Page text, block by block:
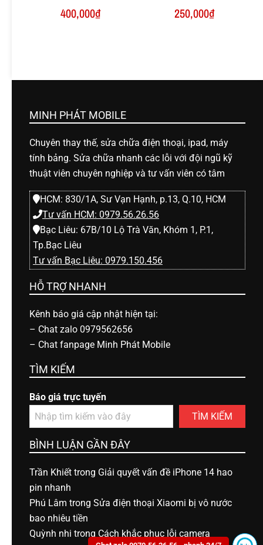
400,000₫
250,000₫
MINH PHÁT MOBILE
Chuyên thay thế, sửa chữa điện thoại, ipad, máy
tính bảng. Sửa chữa nhanh các lỗi với đội ngũ kỹ
thuật viên chuyên nghiệp và tư vấn viên có tâm
HCM: 830/1A, Sư Vạn Hạnh, p.13, Q.10, HCM
Tư vấn HCM: 0979.56.26.56
Bạc Liêu: 67B/10 Lộ Trà Văn, Khóm 1, P.1,
Tp.Bạc Liêu
Tư vấn Bạc Liêu: 0979.150.456
HỖ TRỢ NHANH
Kênh báo giá cập nhật hiện tại:
– Chat zalo 0979562656
– Chat fanpage Minh Phát Mobile
TÌM KIẾM
Báo giá trực tuyến
TÌM KIẾM
BÌNH LUẬN GẦN ĐÂY
Trần Khiết trong Giải quyết vấn đề iPhone 14 hao
pin nhanh
Phú Lâm trong Sửa điện thoại Xiaomi bị vô nước
bao nhiêu tiền
Quỳnh nhi trong Cách khắc phục lỗi camera